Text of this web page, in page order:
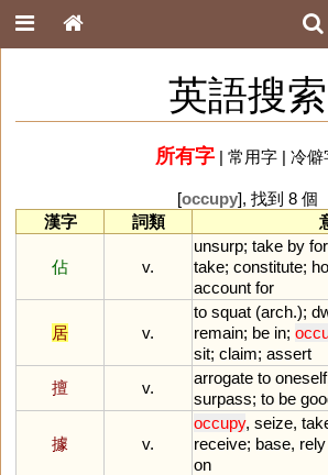
英語搜索
所有字| 常用字| 冷僻
[occupy], 找到 8 個
漢字
詞類
佔 v.
unsurp; take by
take; constitute;
account for
居 v.
to squat (arch.);
remain; be in;
sit; claim; assert
擅
v.
arrogate to oneself
surpass; to be
據 v.
occupy, seize,
receive; base, rely
on